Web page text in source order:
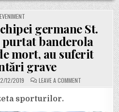
POSTED
IN
EVENIMENT
germane St.
purtat banderola
mort, au suferit
grave
12/2019 LEAVE A COMMENTON
TOȚI
sporturilor.